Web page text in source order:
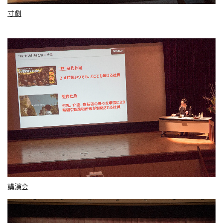
寸劇
講演会